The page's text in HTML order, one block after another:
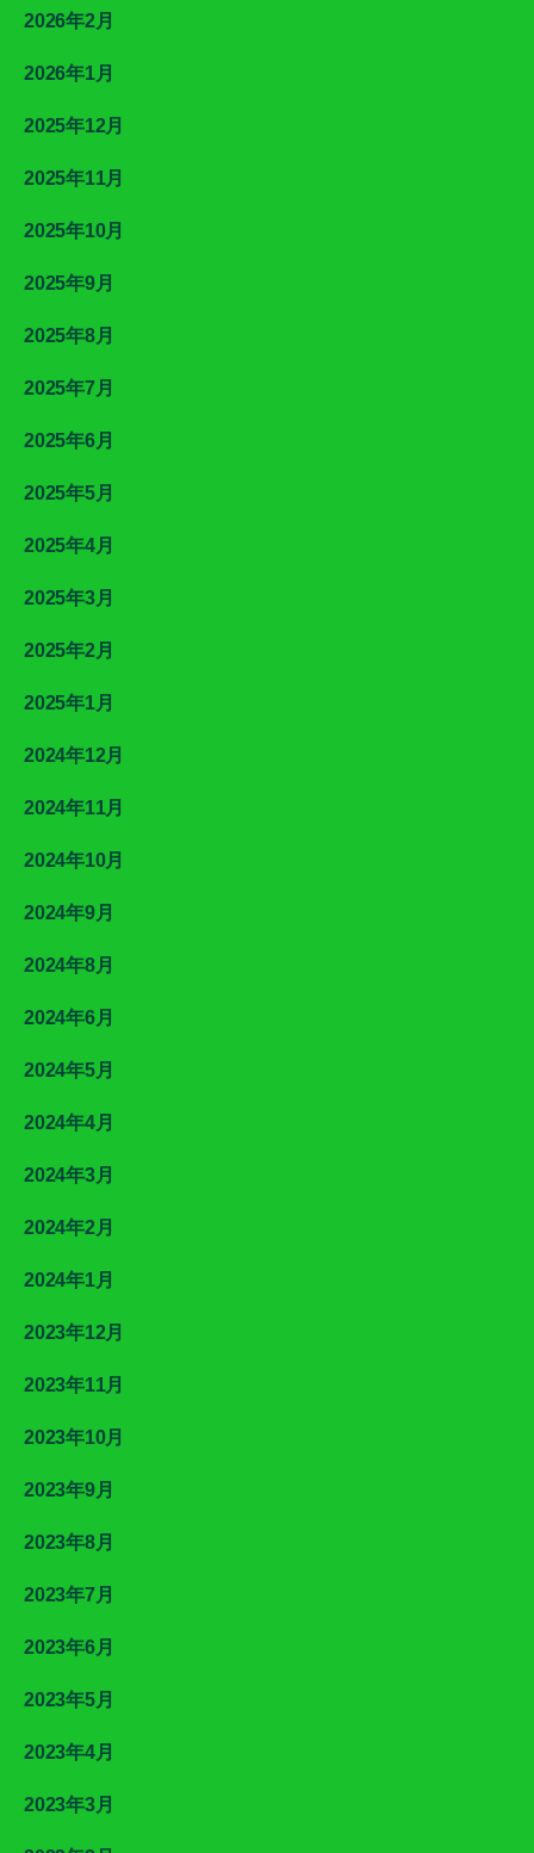
2026年2月
2026年1月
2025年12月
2025年11月
2025年10月
2025年9月
2025年8月
2025年7月
2025年6月
2025年5月
2025年4月
2025年3月
2025年2月
2025年1月
2024年12月
2024年11月
2024年10月
2024年9月
2024年8月
2024年6月
2024年5月
2024年4月
2024年3月
2024年2月
2024年1月
2023年12月
2023年11月
2023年10月
2023年9月
2023年8月
2023年7月
2023年6月
2023年5月
2023年4月
2023年3月